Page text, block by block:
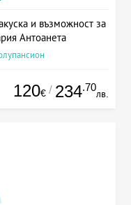
и възможност за
Антоанета
120€ / 234.70
лв.